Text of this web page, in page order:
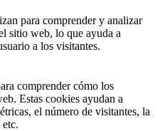
para comprender y analizar
sitio web, lo que ayuda a
a los visitantes.
comprender cómo los
Estas cookies ayudan a
el número de visitantes, la